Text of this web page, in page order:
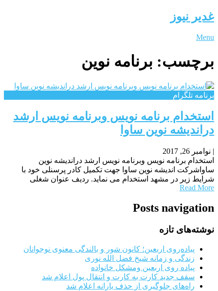
غدیر نیوز
Menu
برچسب: برنامه نوین
برنامه تلگرام
استخدام برنامه نویس وبرنامه نویس ارشد
دراندیشه نوین ساوا
| نوامبر 26, 2017
استخدام برنامه نویس وبرنامه نویس ارشد دراندیشه نوین
ساواشرکت اندیشه نوین ساوا جهت تکمیل کادر پرسنلی خود با
شرایط زیر در مشهد استخدام می نماید. ردیف عنوان شغلی
Read More
Posts navigation
نوشته‌های تازه
پیاده‌روی اربعین؛ کانون شور و بالندگی معنوی نوجوانان
زندگی و زمانه شیخ فضل الله نوری
پیاده روی اربعین ومشکل خانواده
سقف جدید کارت به کارت و انتقال پول اعلام شد
راه‌های جلوگیری از حذف یارانه اعلام شد